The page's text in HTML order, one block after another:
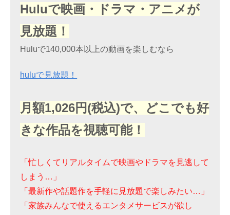
Huluで映画・ドラマ・アニメが
見放題！
Huluで140,000本以上の動画を楽しむなら
huluで見放題！
月額1,026円(税込)で、どこでも好
きな作品を視聴可能！
「忙しくてリアルタイムで映画やドラマを見逃して
しまう…」
「最新作や話題作を手軽に見放題で楽しみたい…」
「家族みんなで使えるエンタメサービスが欲し